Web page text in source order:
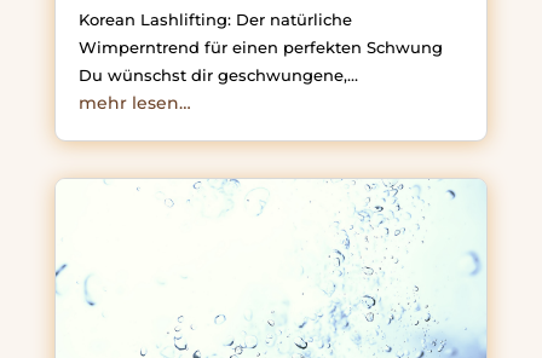
Korean Lashlifting: Der natürliche
Wimperntrend für einen perfekten Schwung
Du wünschst dir geschwungene,…
mehr lesen…